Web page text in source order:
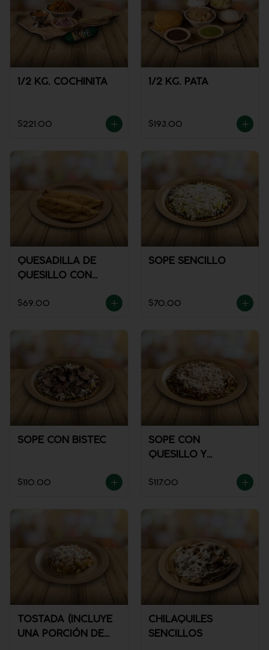
1/2 KG. COCHINITA
$221.00
1/2 KG. PATA
$193.00
QUESADILLA DE
QUESILLO CON
$69.00
SOPE SENCILLO
$70.00
SOPE CON BISTEC
$110.00
SOPE CON
QUESILLO Y
$117.00
TOSTADA (INCLUYE
UNA PORCIÓN DE
CHILAQUILES
SENCILLOS